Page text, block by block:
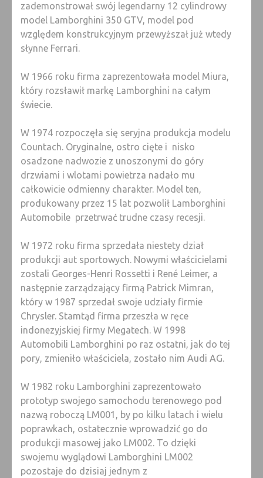
zademonstrował swój legendarny 12 cylindrowy
model Lamborghini 350 GTV, model pod
względem konstrukcyjnym przewyższał już wtedy
słynne Ferrari.
W 1966 roku firma zaprezentowała model Miura,
który rozsławił markę Lamborghini na całym
świecie.
W 1974 rozpoczęła się seryjna produkcja modelu
Countach. Oryginalne, ostro cięte i nisko
osadzone nadwozie z unoszonymi do góry
drzwiami i wlotami powietrza nadało mu
całkowicie odmienny charakter. Model ten,
produkowany przez 15 lat pozwolił Lamborghini
Automobile przetrwać trudne czasy recesji.
W 1972 roku firma sprzedała niestety dział
produkcji aut sportowych. Nowymi właścicielami
zostali Georges-Henri Rossetti i René Leimer, a
następnie zarządzający firmą Patrick Mimran,
który w 1987 sprzedał swoje udziały firmie
Chrysler. Stamtąd firma przeszła w ręce
indonezyjskiej firmy Megatech. W 1998
Automobili Lamborghini po raz ostatni, jak do tej
pory, zmieniło właściciela, zostało nim Audi AG.
W 1982 roku Lamborghini zaprezentowało
prototyp swojego samochodu terenowego pod
nazwą roboczą LM001, by po kilku latach i wielu
poprawkach, ostatecznie wprowadzić go do
produkcji masowej jako LM002. To dzięki
swojemu wyglądowi Lamborghini LM002
pozostaje do dzisiaj jednym z